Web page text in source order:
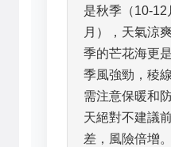
是秋季（10-
月），天氣涼
季的芒花海更
季風強勁，稜
需注意保暖和
天絕對不建議
差，風險倍增。